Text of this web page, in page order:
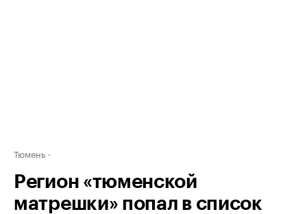
Тюмень
Регион «тюменской
матрешки» попал в список